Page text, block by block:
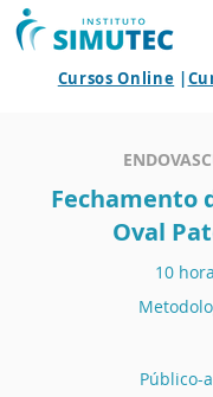
Cursos Online |
Fechamento
Oval
10
Público-